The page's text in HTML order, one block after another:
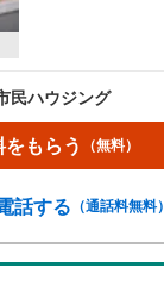
民ハウジング
をもらう （無料）
話する （通話料無料）